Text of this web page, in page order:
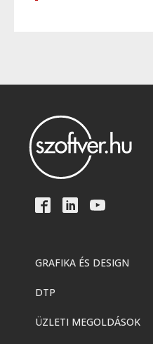
GRAFIKA ÉS DESIGN
DTP
ÜZLETI MEGOLDÁSOK